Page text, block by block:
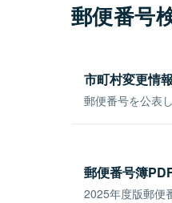
郵便番号
市町村変更情報
郵便番号を公表
郵便番号簿
2025年度版郵便